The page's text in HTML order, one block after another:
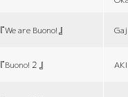
『We are Buono!』
『Buono!２』